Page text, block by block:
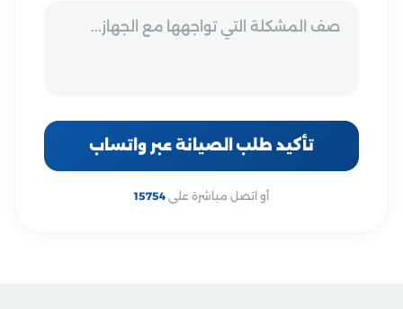
تأكيد طلب الصيانة عبر واتساب
أو اتصل مباشرة على 15754